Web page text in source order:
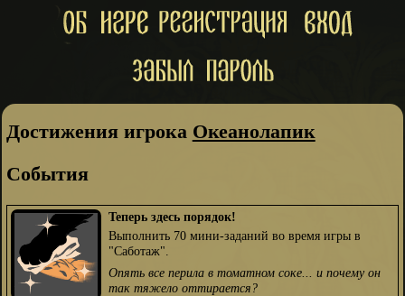
Достижения игрока Океанолапик
События
Теперь здесь порядок!
Выполнить 70 мини-заданий во время игры в
"Саботаж".
Опять все перила в томатном соке... и почему он
так тяжело оттирается?